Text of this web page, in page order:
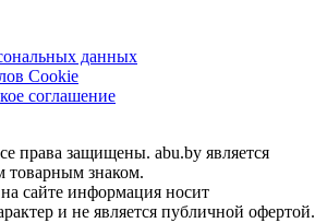
данных
Cookie
соглашение
права защищены. abu.by является
товарным знаком.
сайте информация носит
и не является публичной офертой.